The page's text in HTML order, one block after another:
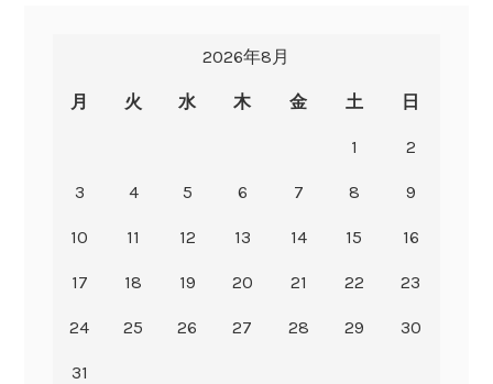
2026年8月
月 火 水 木 金 土 日
1 2
3 4 5 6 7 8 9
10 11 12 13 14 15 16
17 18 19 20 21 22 23
24 25 26 27 28 29 30
31